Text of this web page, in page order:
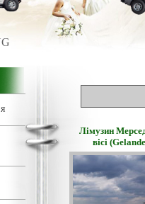
Лімузин
вісі